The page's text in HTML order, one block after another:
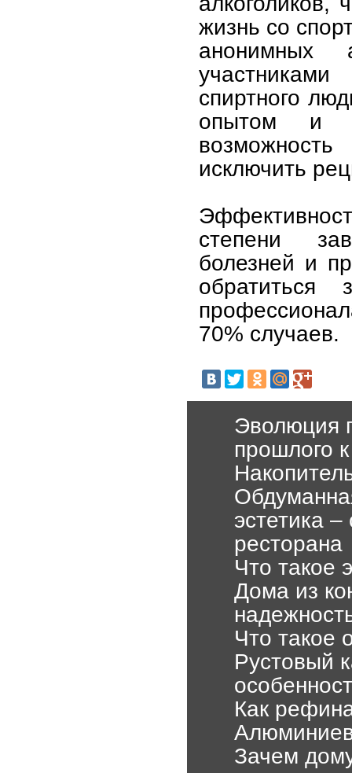
жизнь со
анонимных
спиртного
опытом и
исключить
степени
болезней и
70% случаев.
Эволюция
прошлого
эстетика
ресторана
Что такое
Дома из
Что такое
Рустовый
Как
Зачем